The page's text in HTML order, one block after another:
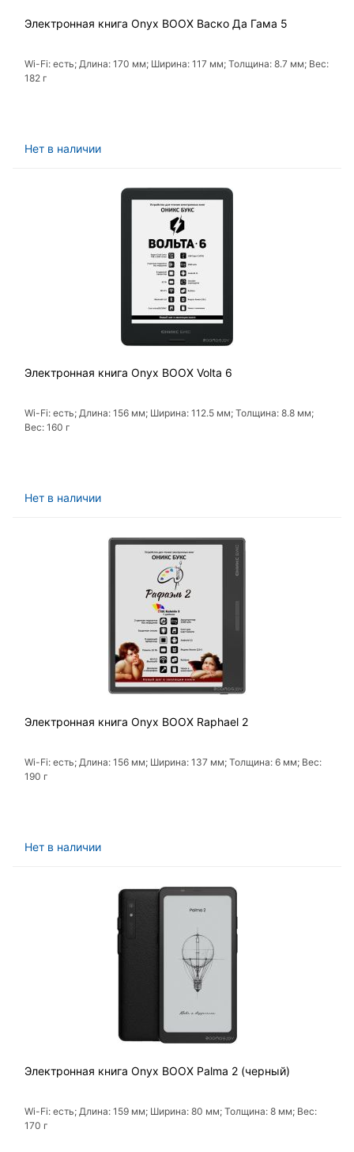
Электронная книга Onyx BOOX Васко Да Гама 5
Wi-Fi: есть; Длина: 170 мм; Ширина: 117 мм; Толщина: 8.7 мм; Вес:
182 г
Нет в наличии
Электронная книга Onyx BOOX Volta 6
Wi-Fi: есть; Длина: 156 мм; Ширина: 112.5 мм; Толщина: 8.8 мм;
Вес: 160 г
Нет в наличии
Электронная книга Onyx BOOX Raphael 2
Wi-Fi: есть; Длина: 156 мм; Ширина: 137 мм; Толщина: 6 мм; Вес:
190 г
Нет в наличии
Электронная книга Onyx BOOX Palma 2 (черный)
Wi-Fi: есть; Длина: 159 мм; Ширина: 80 мм; Толщина: 8 мм; Вес:
170 г